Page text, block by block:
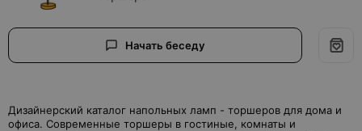
Начать беседу
Дизайнерский каталог напольных ламп - торшеров для дома и
офиса. Современные торшеры в гостиные, комнаты и